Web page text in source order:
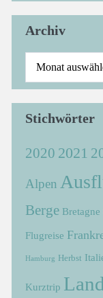
Archiv
Stichwörter
2020 2021
Alpen
Berge Bretagne
Flugreise
Hamburg Herbst
Kurztrip